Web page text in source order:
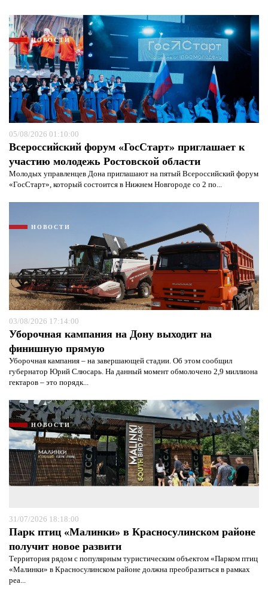
НОВОСТИ
05/08/2026 01:10:00
Всероссийский форум «ГосСтарт» приглашает к
участию молодежь Ростовской области
Молодых управленцев Дона приглашают на пятый Всероссийский форум
«ГосСтарт», который состоится в Нижнем Новгороде со 2 по...
НОВОСТИ
03/08/2026 17:14:00
Уборочная кампания на Дону выходит на
финишную прямую
Уборочная кампания – на завершающей стадии. Об этом сообщил
губернатор Юрий Слюсарь. На данный момент обмолочено 2,9 миллиона
гектаров – это порядк...
НОВОСТИ
31/07/2026 18:18:00
Парк птиц «Малинки» в Красносулинском районе
получит новое развити
Территория рядом с популярным туристическим объектом «Парком птиц
«Малинки» в Красносулинском районе должна преобразиться в рамках
реа...
Я согласен с политикой конфиденциальности и
защиты информации*
Я согласен сполитикой конфиденциальности и